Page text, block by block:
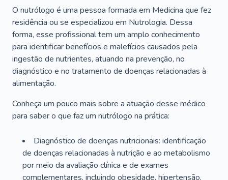
O nutrólogo é uma pessoa formada em Medicina que fez
residência ou se especializou em Nutrologia. Dessa
forma, esse profissional tem um amplo conhecimento
para identificar benefícios e malefícios causados pela
ingestão de nutrientes, atuando na prevenção, no
diagnóstico e no tratamento de doenças relacionadas à
alimentação.
Conheça um pouco mais sobre a atuação desse médico
para saber o que faz um nutrólogo na prática:
Diagnóstico de doenças nutricionais: identificação
de doenças relacionadas à nutrição e ao metabolismo
por meio da avaliação clínica e de exames
complementares, incluindo obesidade, hipertensão,